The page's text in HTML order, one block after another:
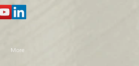
More